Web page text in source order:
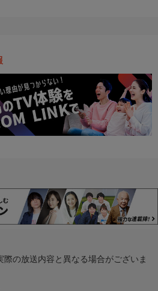
の放送内容と異なる場合がございま